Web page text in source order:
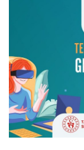
Kredi/Yurt E-
Ödeme